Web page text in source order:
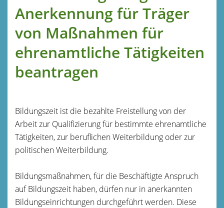
Anerkennung für Träger
von Maßnahmen für
ehrenamtliche Tätigkeiten
beantragen
Bildungszeit ist die bezahlte Freistellung von der
Arbeit zur Qualifizierung für bestimmte ehrenamtliche
Tätigkeiten, zur beruflichen Weiterbildung oder zur
politischen Weiterbildung.
Bildungsmaßnahmen, für die Beschäftigte Anspruch
auf Bildungszeit haben, dürfen nur in anerkannten
Bildungseinrichtungen durchgeführt werden. Diese